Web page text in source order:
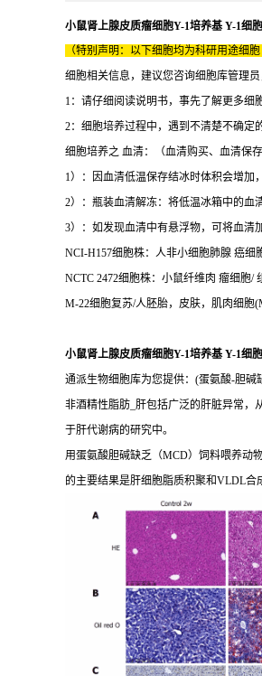
小鼠肾上腺皮质瘤细胞Y-1培养基 Y-1细胞
（特别声明：以下细胞均为科研用途细
细胞相关信息，建议您咨询细胞库管理
1：请仔细阅读说明书，事先了解更多细
2：细胞培养过程中，遇到不清楚不确定
细胞培养之 血清：（血清购买、血清保存
1）：因血清低温保存结冰时体积会增加
2）：瓶装血清解冻：将低温冰箱中的血
3）：如发现血清中有悬浮物，可将血清
NCI-H157细胞株：人非小细胞肺腺 癌细
NCTC 2472细胞株：小鼠纤维肉 瘤细胞/
M-22细胞复苏/人胚胎，皮肤，肌肉细胞
小鼠肾上腺皮质瘤细胞Y-1培养基 Y-1细胞
通派生物细胞库为您提供：(蛋氨酸-胆
非酒精性脂肪_肝包括广泛的肝脏异常，
于肝代谢病的研究中。
用蛋氨酸胆碱缺乏（MCD）饲料喂养动
的主要结果是肝细胞脂质积聚和VLDL合